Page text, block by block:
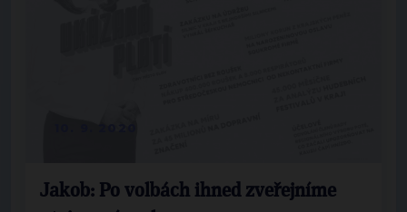
Jakob: Po volbách ihned zveřejníme